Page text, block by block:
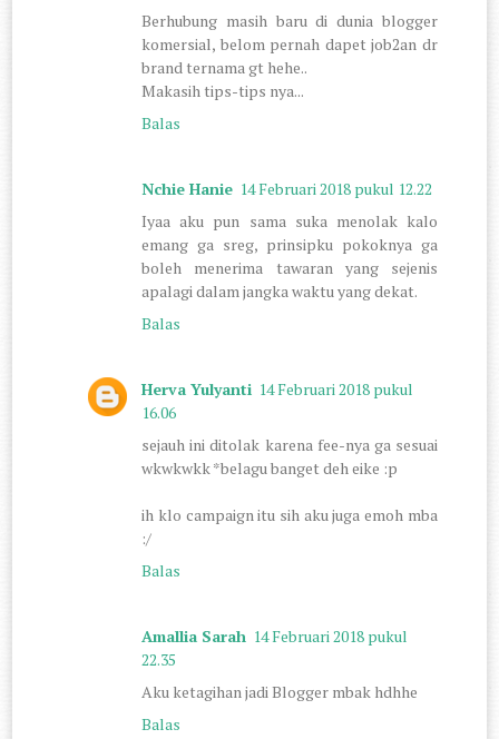
Berhubung masih baru di dunia blogger
komersial, belom pernah dapet job2an dr
brand ternama gt hehe..
Makasih tips-tips nya...
Balas
Nchie Hanie 14 Februari 2018 pukul 12.22
Iyaa aku pun sama suka menolak kalo
emang ga sreg, prinsipku pokoknya ga
boleh menerima tawaran yang sejenis
apalagi dalam jangka waktu yang dekat.
Balas
Herva Yulyanti 14 Februari 2018 pukul
16.06
sejauh ini ditolak karena fee-nya ga sesuai
wkwkwkk *belagu banget deh eike :p
ih klo campaign itu sih aku juga emoh mba
:/
Balas
Amallia Sarah 14 Februari 2018 pukul
22.35
Aku ketagihan jadi Blogger mbak hdhhe
Balas